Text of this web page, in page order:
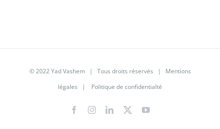
© 2022 Yad Vashem | Tous droits réservés | Mentions
légales | Politique de confidentialté